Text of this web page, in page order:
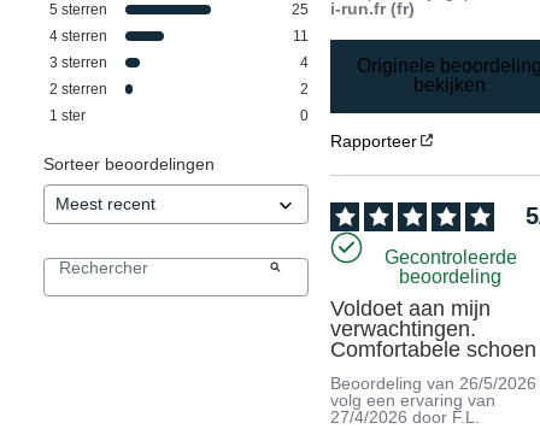
5 sterren
25
4 sterren
11
3 sterren
4
2 sterren
2
1 ster 0
Sorteer beoordelingen
i-run.fr (fr)
Originele
bekijken
Rapporteer
5
Gecontroleerde
beoordeling
Voldoet aan mijn
verwachtingen.
Comfortabele schoen
Beoordeling van 26/5/2026
volg een ervaring van
27/4/2026 door F.L.